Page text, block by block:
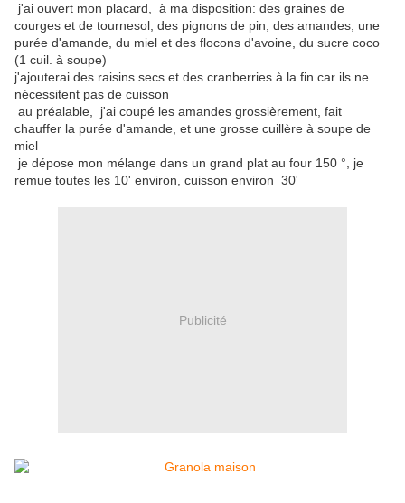
j'ai ouvert mon placard, à ma disposition: des graines de
courges et de tournesol, des pignons de pin, des amandes, une
purée d'amande, du miel et des flocons d'avoine, du sucre coco
(1 cuil. à soupe)
j'ajouterai des raisins secs et des cranberries à la fin car ils ne
nécessitent pas de cuisson
au préalable, j'ai coupé les amandes grossièrement, fait
chauffer la purée d'amande, et une grosse cuillère à soupe de
miel
je dépose mon mélange dans un grand plat au four 150 °, je
remue toutes les 10' environ, cuisson environ 30'
Publicité